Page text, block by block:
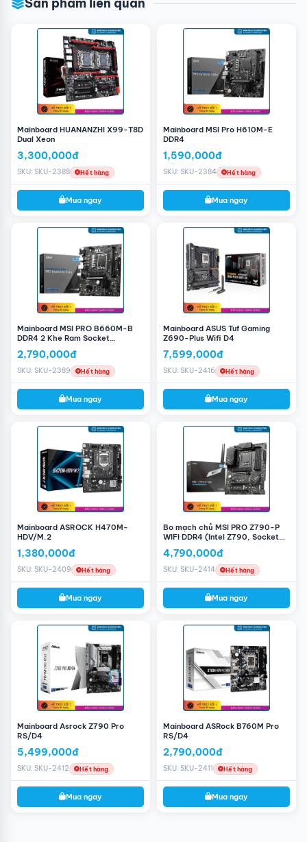
Có thể bật XMP cho RAM, bus ram có thể lên đến 3200
Chất lượng linh kiện tốt hơn
Hỗ trợ PCI-E Gen 4
Thiết kế
6+1+1 phase nguồn
USB 3.2 Gen 1 Type C
Mainboard HUANANZHI X99-T8D
Dual Xeon
3,300,000đ
SKU: SKU-2388 Hết hàng
Mua ngay
Mainboard MSI Pro H610M-E
DDR4
1,590,000đ
SKU: SKU-2384 Hết hàng
Mua ngay
Mainboard MSI PRO B660M-B
DDR4 2 Khe Ram Socket
2,790,000đ
SKU: SKU-2389 Hết hàng
Mua ngay
Mainboard ASUS Tuf Gaming
Z690-Plus Wifi D4
7,599,000đ
SKU: SKU-2416 Hết hàng
Mua ngay
Mainboard ASROCK H470M-
HDV/M.2
1,380,000đ
SKU: SKU-2409 Hết hàng
Mua ngay
Bo mạch chủ MSI PRO Z790-P
WIFI DDR4 (Intel Z790, Socket
4,790,000đ
SKU: SKU-2414 Hết hàng
Mua ngay
Mainboard Asrock Z790 Pro
RS/D4
5,499,000đ
SKU: SKU-2412 Hết hàng
Mua ngay
Mainboard ASRock B760M Pro
RS/D4
2,790,000đ
SKU: SKU-2411 Hết hàng
Mua ngay